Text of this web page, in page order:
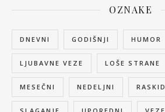
OZNAKE
DNEVNI GODIŠNJI HUMOR
LJUBAVNE VEZE LOŠE STRANE
MESEČNI NEDELJNI RASKID